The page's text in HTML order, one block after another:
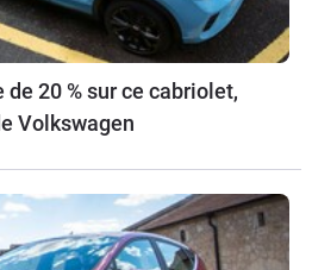
de 20 % sur ce cabriolet,
Volkswagen